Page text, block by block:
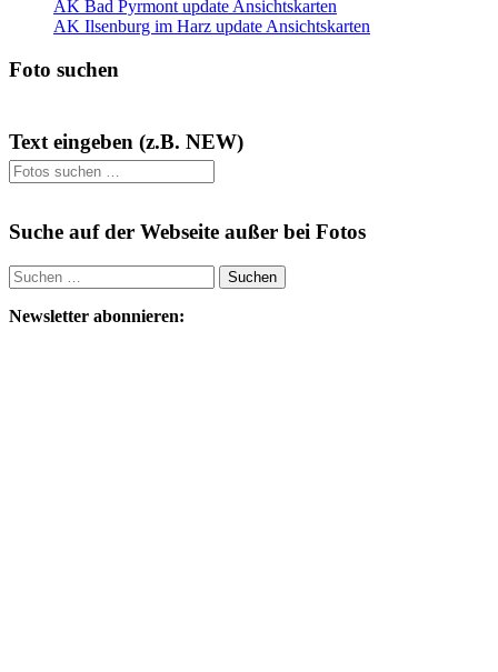
AK Bad Pyrmont update Ansichtskarten
AK Ilsenburg im Harz update Ansichtskarten
Foto suchen
Text eingeben (z.B. NEW)
Suche auf der Webseite außer bei Fotos
Suchen
nach:
Newsletter abonnieren: